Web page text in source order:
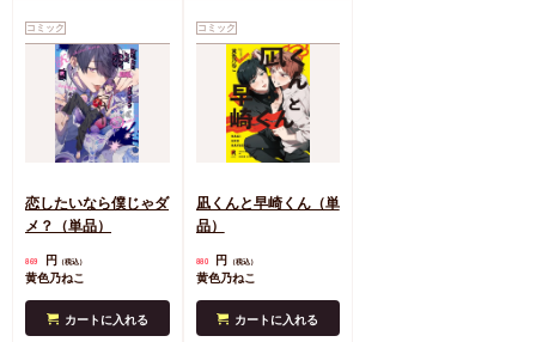
コミック
恋したいなら僕じゃダ
メ？（単品）
869 円 （税込）
黄色乃ねこ
カートに入れる
コミック
凪くんと早崎くん（単
品）
880 円 （税込）
黄色乃ねこ
カートに入れる